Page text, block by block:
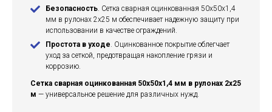
Безопасность. Сетка сварная оцинкованная 50х50х1,4
мм в рулонах 2х25 м обеспечивает надежную защиту при
использовании в качестве ограждений.
Простота в уходе. Оцинкованное покрытие облегчает
уход за сеткой, предотвращая накопление грязи и
коррозию.
Сетка сварная оцинкованная 50х50х1,4 мм в рулонах 2х25
м — универсальное решение для различных нужд.